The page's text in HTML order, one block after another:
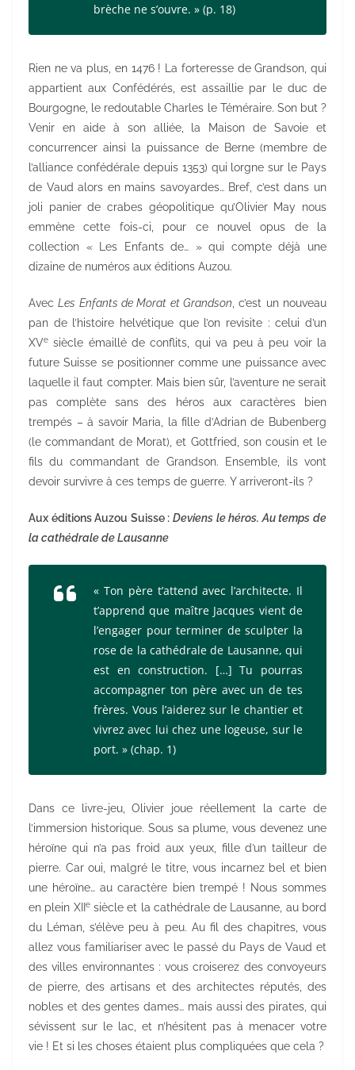
brèche ne s’ouvre. » (p. 18)
Rien ne va plus, en 1476 ! La forteresse de Grandson, qui
appartient aux Confédérés, est assaillie par le duc de
Bourgogne, le redoutable Charles le Téméraire. Son but ?
Venir en aide à son alliée, la Maison de Savoie et
concurrencer ainsi la puissance de Berne (membre de
l’alliance confédérale depuis 1353) qui lorgne sur le Pays
de Vaud alors en mains savoyardes… Bref, c’est dans un
joli panier de crabes géopolitique qu’Olivier May nous
emmène cette fois-ci, pour ce nouvel opus de la
collection « Les Enfants de… » qui compte déjà une
dizaine de numéros aux éditions Auzou.
AvecLes Enfants de Morat et Grandson , c’est un nouveau
pan de l’histoire helvétique que l’on revisite : celui d’un
XVe siècle émaillé de conflits, qui va peu à peu voir la
future Suisse se positionner comme une puissance avec
laquelle il faut compter. Mais bien sûr, l’aventure ne serait
pas complète sans des héros aux caractères bien
trempés – à savoir Maria, la fille d’Adrian de Bubenberg
(le commandant de Morat), et Gottfried, son cousin et le
fils du commandant de Grandson. Ensemble, ils vont
devoir survivre à ces temps de guerre. Y arriveront-ils ?
Aux éditions Auzou Suisse : Deviens le héros. Au temps de
la cathédrale de Lausanne
« Ton père t’attend avec l’architecte. Il
t’apprend que maître Jacques vient de
l’engager pour terminer de sculpter la
rose de la cathédrale de Lausanne, qui
est en construction. […] Tu pourras
accompagner ton père avec un de tes
frères. Vous l’aiderez sur le chantier et
vivrez avec lui chez une logeuse, sur le
port. » (chap. 1)
Dans ce livre-jeu, Olivier joue réellement la carte de
l’immersion historique. Sous sa plume, vous devenez une
héroïne qui n’a pas froid aux yeux, fille d’un tailleur de
pierre. Car oui, malgré le titre, vous incarnez bel et bien
une héroïne… au caractère bien trempé ! Nous sommes
en plein XII esiècle et la cathédrale de Lausanne, au bord
du Léman, s’élève peu à peu. Au fil des chapitres, vous
allez vous familiariser avec le passé du Pays de Vaud et
des villes environnantes : vous croiserez des convoyeurs
de pierre, des artisans et des architectes réputés, des
nobles et des gentes dames… mais aussi des pirates, qui
sévissent sur le lac, et n’hésitent pas à menacer votre
vie ! Et si les choses étaient plus compliquées que cela ?